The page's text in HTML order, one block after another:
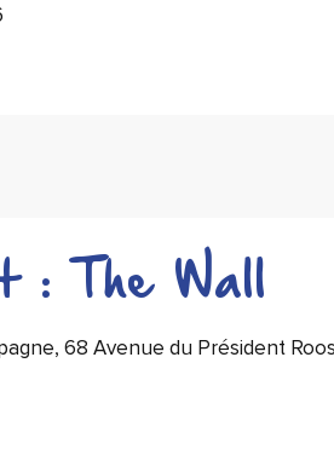
: The Wall
68 Avenue du Président